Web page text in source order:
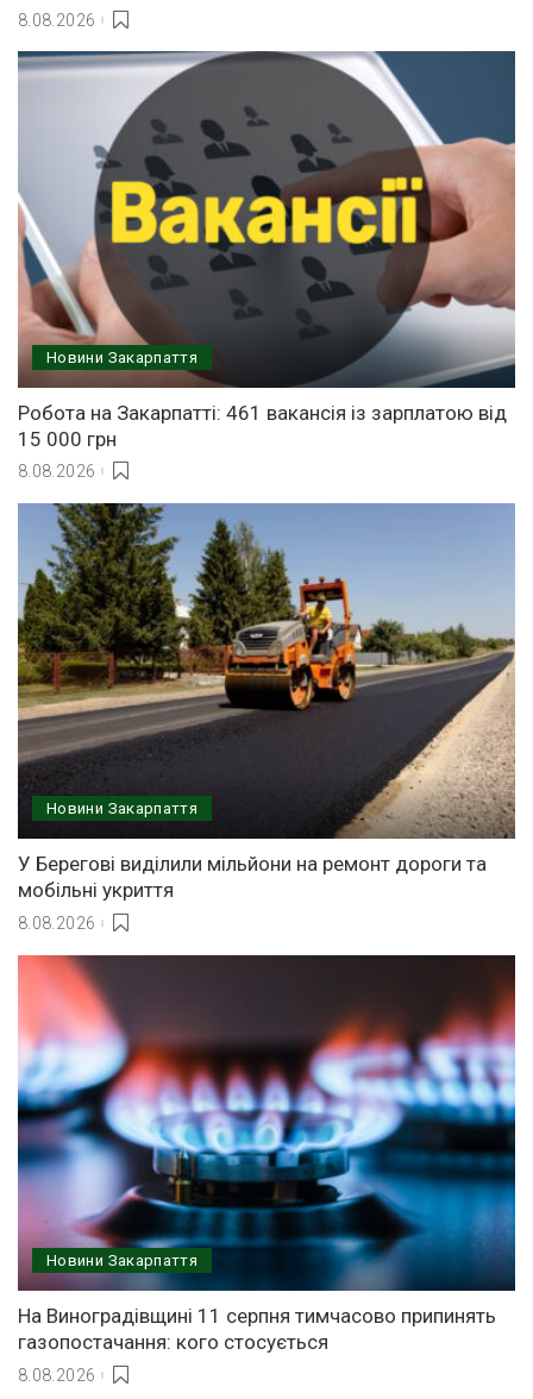
8.08.2026
Новини Закарпаття
Робота на Закарпатті: 461 вакансія із зарплатою від
15 000 грн
8.08.2026
Новини Закарпаття
У Берегові виділили мільйони на ремонт дороги та
мобільні укриття
8.08.2026
Новини Закарпаття
На Виноградівщині 11 серпня тимчасово припинять
газопостачання: кого стосується
8.08.2026